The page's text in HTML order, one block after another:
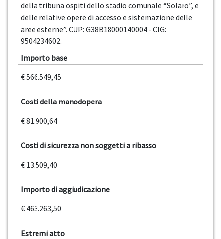
della tribuna ospiti dello stadio comunale “Solaro”, e
delle relative opere di accesso e sistemazione delle
aree esterne”. CUP: G38B18000140004 - CIG:
9504234602.
Importo base
€ 566.549,45
Costi della manodopera
€ 81.900,64
Costi di sicurezza non soggetti a ribasso
€ 13.509,40
Importo di aggiudicazione
€ 463.263,50
Estremi atto